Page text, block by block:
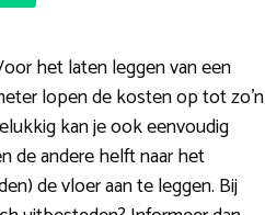
het laten leggen van een
lopen de kosten op tot zo’n
kan je ook eenvoudig
de andere helft naar het
de vloer aan te leggen. Bij